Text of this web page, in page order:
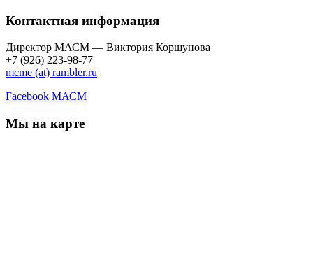
Контактная информация
Директор МАСМ — Виктория Коршунова
+7 (926) 223-98-77
mcme (at) rambler.ru
Facebook МАСМ
Мы на карте